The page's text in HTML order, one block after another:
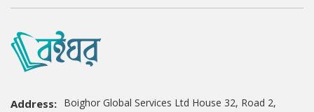
Address: Boighor Global Services Ltd House 32, Road 2,